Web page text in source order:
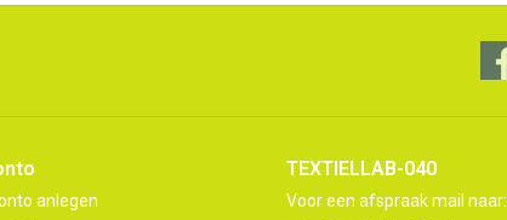
anlegen
TEXTIELLAB-040
Voor een afspraak mail naar: